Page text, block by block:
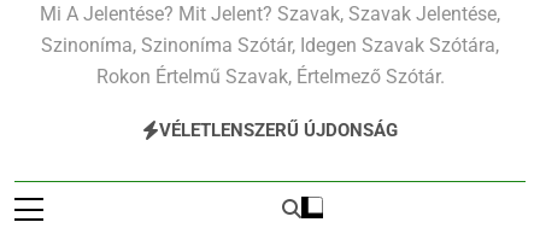
Mi A Jelentése? Mit Jelent? Szavak, Szavak Jelentése,
Szinoníma, Szinoníma Szótár, Idegen Szavak Szótára,
Rokon Értelmű Szavak, Értelmező Szótár.
VÉLETLENSZERŰ ÚJDONSÁG